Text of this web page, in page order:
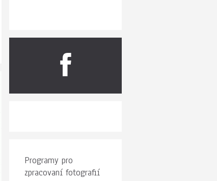
Programy pro
zpracovaní fotografií